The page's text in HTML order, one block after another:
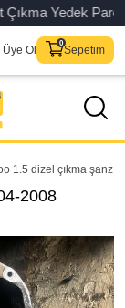
Çıkma Yedek
Ol Sepetim
1.5 dizel çıkma
2008